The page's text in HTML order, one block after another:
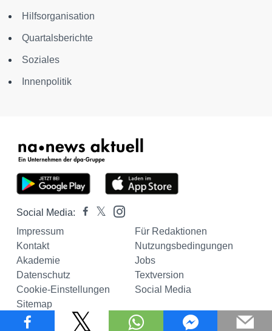
Hilfsorganisation
Quartalsberichte
Soziales
Innenpolitik
Social Media:
Impressum
Für Redaktionen
Kontakt
Nutzungsbedingungen
Akademie
Jobs
Datenschutz
Textversion
Cookie-Einstellungen
Social Media
Sitemap